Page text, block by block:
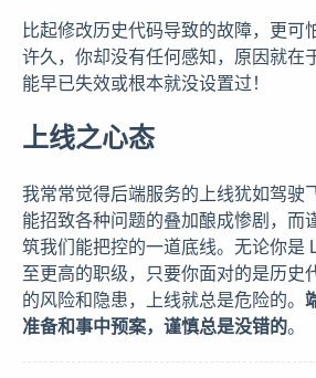
比起修改历史代码导致的故障，更可
许久，你却没有任何感知，原因就在
能早已失效或根本就没设置过！
上线之心态
我常常觉得后端服务的上线犹如驾驶
能招致各种问题的叠加酿成惨剧，而
筑我们能把控的一道底线。无论你是
至更高的职级，只要你面对的是历史
的风险和隐患，上线就总是危险的。
准备和事中预案，谨慎总是没错的。